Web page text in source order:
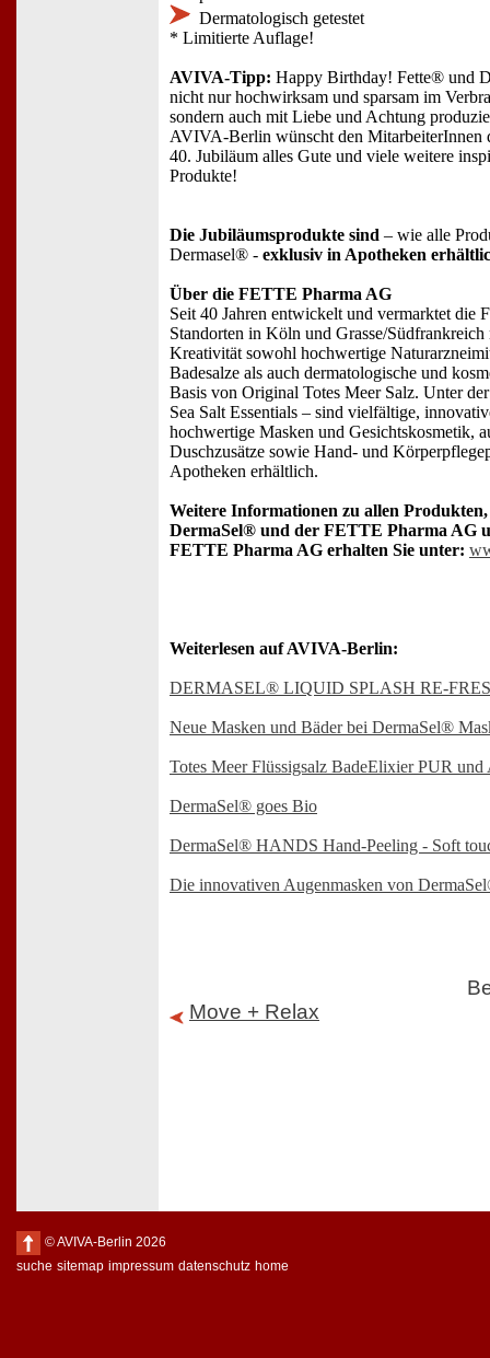
Dermatologisch getestet
* Limitierte Auflage!
AVIVA-Tipp: Happy Birthday! Fette® und
nicht nur hochwirksam und sparsam im
sondern auch mit Liebe und Achtung
AVIVA-Berlin wünscht den MitarbeiterInnen
40. Jubiläum alles Gute und viele weitere
Produkte!
Die Jubiläumsprodukte sind – wie alle
Dermasel® - exklusiv in Apotheken
Über die FETTE Pharma AG
Seit 40 Jahren entwickelt und vermarktet die
Standorten in Köln und Grasse/
Kreativität sowohl hochwertige
Badesalze als auch dermatologische und
Basis von Original Totes Meer Salz. Unter
Sea Salt Essentials – sind vielfältige,
hochwertige Masken und Gesichtskosmetik,
Duschzusätze sowie Hand- und
Apotheken erhältlich.
Weitere Informationen zu allen
DermaSel® und der FETTE Pharma AG
FETTE Pharma AG erhalten Sie unter:
Weiterlesen auf AVIVA-Berlin:
DERMASEL® LIQUID SPLASH RE-
Neue Masken und Bäder bei DermaSel®
Totes Meer Flüssigsalz BadeElixier PUR
DermaSel® goes Bio
DermaSel® HANDS Hand-Peeling - Soft
Die innovativen Augenmasken von
Move + Relax
© AVIVA-Berlin 2026
suche sitemap impressum datenschutz home